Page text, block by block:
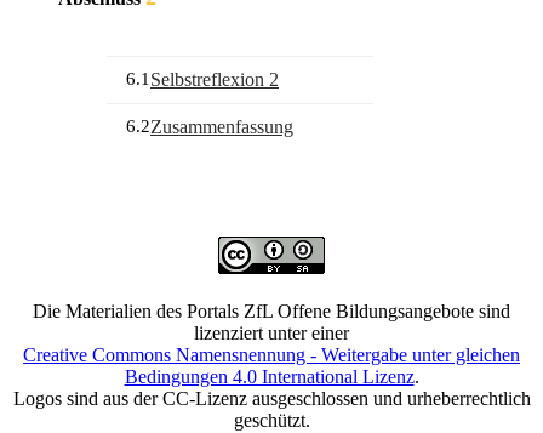
6.1Selbstreflexion 2
6.2Zusammenfassung
Die Materialien des Portals ZfL Offene Bildungsangebote sind
lizenziert unter einer
Creative Commons Namensnennung - Weitergabe unter gleichen
Bedingungen 4.0 International Lizenz.
Logos sind aus der CC-Lizenz ausgeschlossen und urheberrechtlich
geschützt.